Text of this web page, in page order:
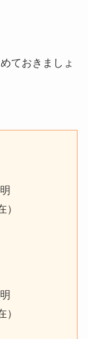
ておきましょ